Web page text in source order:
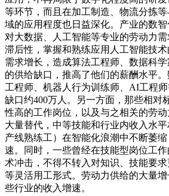
等环节，而且在加工制造、物流分拣
域的应用程度也日益深化。产业的数
对大数据、人工智能等专业的劳动力
滞后性，掌握和熟练应用人工智能技
需求增长，造成算法工程师、数据科
的供给缺口，推高了他们的薪酬水平
工程师、机器人行为训练师、AI工程
缺口约400万人。另一方面，那些相对
性高的工作岗位，以及与之相关的劳
大量替代，中等技能和行业内收入水
产线熟练工）在智能化浪潮中不断萎
速。同时，一些曾经在技能型岗位工
术冲击，不得不转入对知识、技能要
等灵活用工形式。劳动力供给的大量
些行业的收入增速。